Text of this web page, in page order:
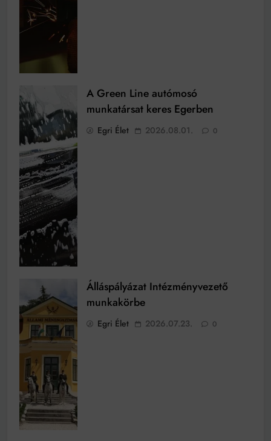
A Green Line autómosó
munkatársat keres Egerben
Egri Élet 2026.08.01. 0
Álláspályázat Intézményvezető
munkakörbe
Egri Élet 2026.07.23. 0